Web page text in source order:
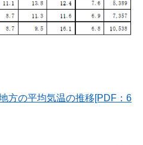
方の平均気温の推移[PDF：6